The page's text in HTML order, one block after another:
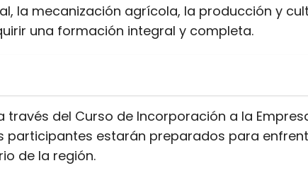
la mecanización agrícola, la producción y
una formación integral y completa.
del Curso de Incorporación a la
participantes estarán preparados para
de la región.